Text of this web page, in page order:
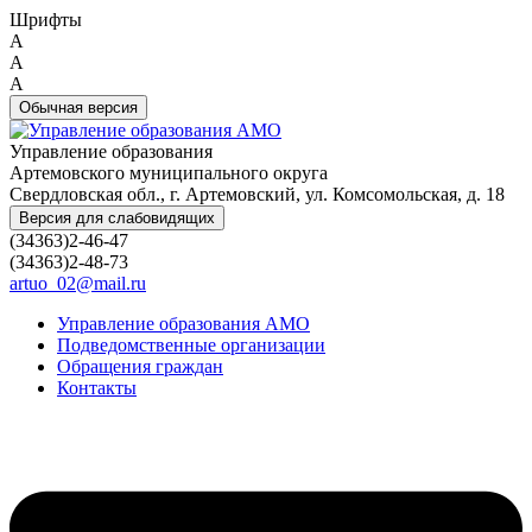
Шрифты
A
A
A
Обычная версия
Управление образования
Артемовского муниципального округа
Свердловская обл., г. Артемовский, ул. Комсомольская, д. 18
Версия для слабовидящих
(34363)2-46-47
(34363)2-48-73
artuo_02@mail.ru
Управление образования АМО
Подведомственные организации
Обращения граждан
Контакты